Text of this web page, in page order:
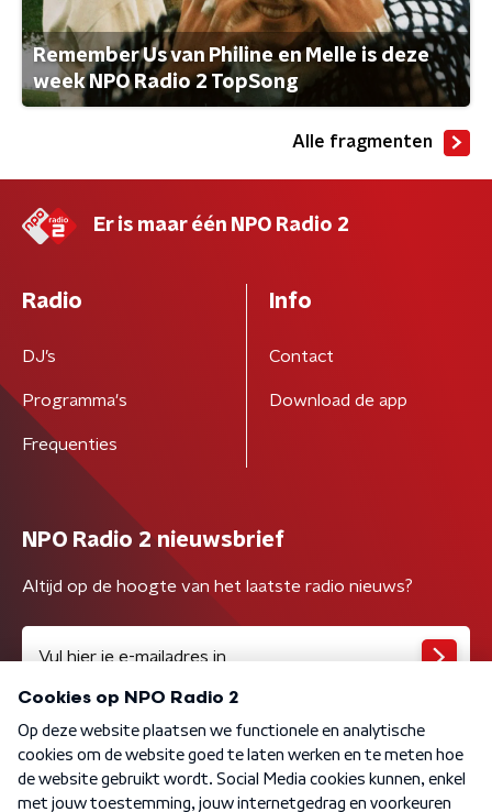
Remember Us van Philine en Melle is deze
week NPO Radio 2 TopSong
Alle fragmenten
Er is maar één NPO Radio 2
Radio
DJ’s
Programma's
Frequenties
Info
Contact
Download de app
NPO Radio 2 nieuwsbrief
Altijd op de hoogte van het laatste radio nieuws?
Algemene voorwaarden